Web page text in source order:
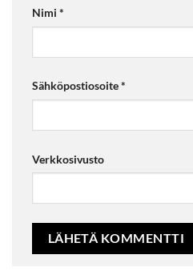
Nimi *
Sähköpostiosoite*
Verkkosivusto